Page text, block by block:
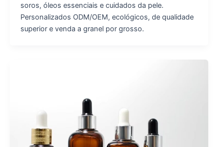
soros, óleos essenciais e cuidados da pele.
Personalizados ODM/OEM, ecológicos, de qualidade
superior e venda a granel por grosso.